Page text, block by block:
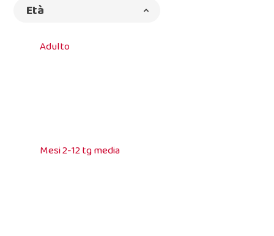
Età
Adulto
Mesi 2-12 tg media